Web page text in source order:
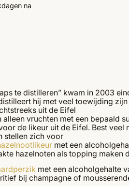
na
te distilleren” kwam in 2003
hij met veel toewijding
uit de Eifel
alleen vruchten met een bepaald
de likeur uit de Eifel. Best
stellen zich voor
met een
hazelnoten als topping maken
met een alcoholgehalte
bij champagne of